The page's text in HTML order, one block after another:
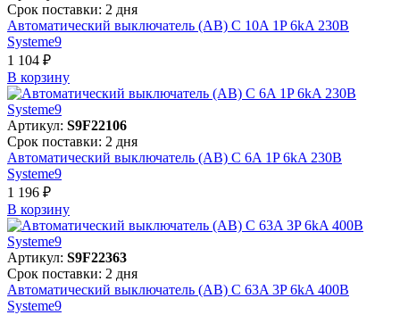
Срок поставки: 2 дня
Автоматический выключатель (АВ) C 10A 1P 6kA 230В
Systeme9
1 104 ₽
В корзинy
Артикул: S9F22106
Срок поставки: 2 дня
Автоматический выключатель (АВ) C 6A 1P 6kA 230В
Systeme9
1 196 ₽
В корзинy
Артикул: S9F22363
Срок поставки: 2 дня
Автоматический выключатель (АВ) C 63A 3P 6kA 400В
Systeme9